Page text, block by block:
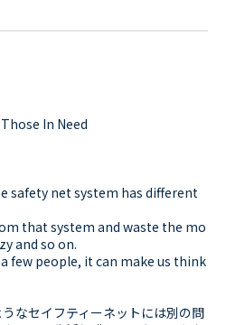
In Need
safety net system has different
that system and waste the mo
and so on.
few people, it can make us think
なセイフティーネットには別の問